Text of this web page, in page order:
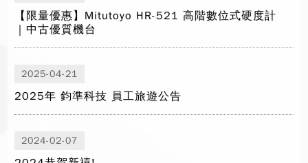
【限量優惠】Mitutoyo HR-521 高階數位式硬度計
｜中古優質機台
2025-04-21
2025年 鈞準科技 員工旅遊公告
2024-02-07